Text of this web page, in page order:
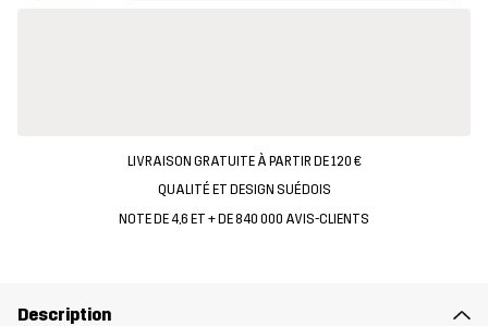
LIVRAISON GRATUITE À PARTIR DE 120 €
QUALITÉ ET DESIGN SUÉDOIS
NOTE DE 4,6 ET + DE 840 000 AVIS-CLIENTS
Description